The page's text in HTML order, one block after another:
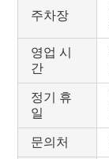
주차장
영업 시
간
정기 휴
일
문의처